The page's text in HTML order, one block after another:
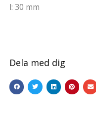
l: 30 mm
Dela med dig